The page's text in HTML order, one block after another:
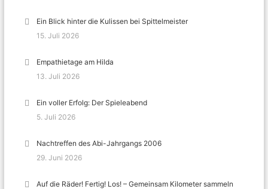
Ein Blick hinter die Kulissen bei Spittelmeister
15. Juli 2026
Empathietage am Hilda
13. Juli 2026
Ein voller Erfolg: Der Spieleabend
5. Juli 2026
Nachtreffen des Abi-Jahrgangs 2006
29. Juni 2026
Auf die Räder! Fertig! Los! – Gemeinsam Kilometer sammeln